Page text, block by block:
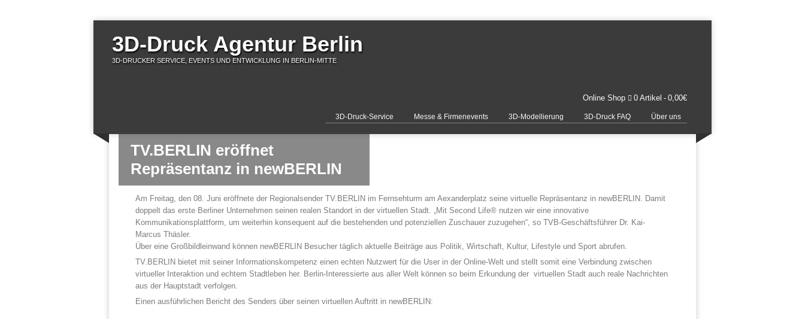
3D-Druck Agentur Berlin
3D-DRUCKER SERVICE, EVENTS UND ENTWICKLUNG IN BERLIN-MITTE
Online Shop 0 Artikel 0,00€
3D-Druck-Service Messe & Firmenevents 3D-Modellierung 3D-Druck FAQ Über uns
TV.BERLIN eröffnet
Repräsentanz in newBERLIN
Am Freitag, den 08. Juni eröffnete der Regionalsender TV.BERLIN im Fernsehturm am Aexanderplatz seine virtuelle Repräsentanz in newBERLIN. Damit
doppelt das erste Berliner Unternehmen seinen realen Standort in der virtuellen Stadt. „Mit Second Life® nutzen wir eine innovative
Kommunikationsplattform, um weiterhin konsequent auf die bestehenden und potenziellen Zuschauer zuzugehen“, so TVB-Geschäftsführer Dr. Kai-
Marcus Thäsler.
Über eine Großbildleinwand können newBERLIN Besucher täglich aktuelle Beiträge aus Politik, Wirtschaft, Kultur, Lifestyle und Sport abrufen.
TV.BERLIN bietet mit seiner Informationskompetenz einen echten Nutzwert für die User in der Online-Welt und stellt somit eine Verbindung zwischen
virtueller Interaktion und echtem Stadtleben her. Berlin-Interessierte aus aller Welt können so beim Erkundung der virtuellen Stadt auch reale Nachrichten
aus der Hauptstadt verfolgen.
Einen ausführlichen Bericht des Senders über seinen virtuellen Auftritt in newBERLIN: